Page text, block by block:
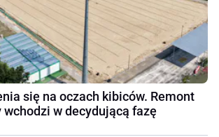
się na oczach kibiców. Remont
w decydującą fazę